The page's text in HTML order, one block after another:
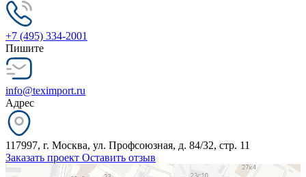
+7 (495) 334-2001
Пишите
info@teximport.ru
Адрес
117997, г. Москва, ул. Профсоюзная, д. 84/32, стр. 11
Заказать проект Оставить отзыв